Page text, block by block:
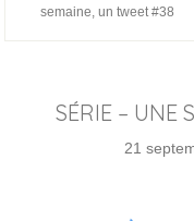
semaine, un tweet #38
SÉRIE – UNE
21